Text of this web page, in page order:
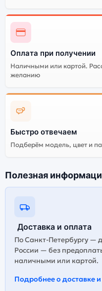
Оплата при получении
Наличными или картой.
желанию
Быстро отвечаем
Подберём модель, цвет и
Полезная
Доставка и оплата
По Санкт-Петербургу —
России — без
наличными или картой.
Подробнее о доставке